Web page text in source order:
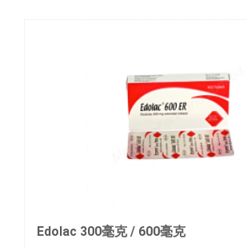
Edolac 300毫克 / 600毫克